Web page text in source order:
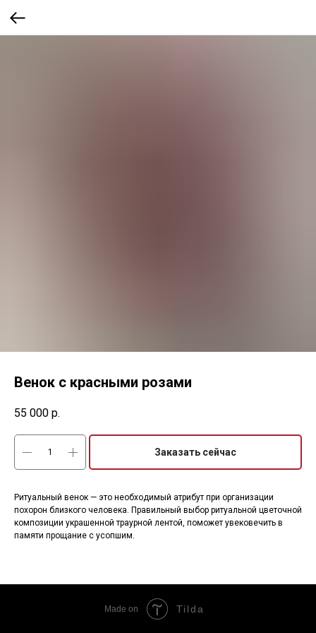
Венок с красными розами
55 000 р.
Заказать сейчас
Ритуальный венок — это необходимый атрибут при организации
похорон близкого человека. Правильный выбор ритуальной цветочной
композиции украшенной траурной лентой, поможет увековечить в
памяти прощание с усопшим.
Made on Tilda